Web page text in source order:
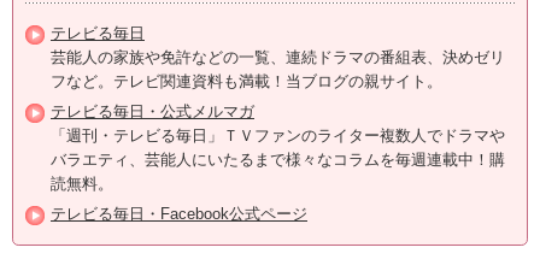
テレビる毎日
芸能人の家族や免許などの一覧、連続ドラマの番組表、決めゼリ
フなど。テレビ関連資料も満載！当ブログの親サイト。
テレビる毎日・公式メルマガ
「週刊・テレビる毎日」ＴＶファンのライター複数人でドラマや
バラエティ、芸能人にいたるまで様々なコラムを毎週連載中！購
読無料。
テレビる毎日・Facebook公式ページ